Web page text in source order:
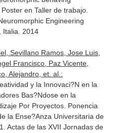
en Taller de trabajo.
Engineering
Italia. 2014
Sevillano Ramos, Jose Luis,
Francisco, Paz Vicente,
Alejandro, et. al.:
y la Innovaci?N en la
Bas?Ndose en la
Por Proyectos. Ponencia
la Ense?Anza Universitaria de
Actas de las XVII Jornadas de